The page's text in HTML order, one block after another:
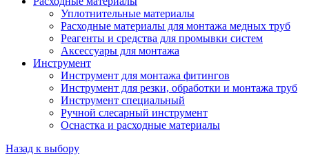
Уплотнительные материалы
Расходные материалы для монтажа медных труб
Реагенты и средства для промывки систем
Аксессуары для монтажа
Инструмент
Инструмент для монтажа фитингов
Инструмент для резки, обработки и монтажа труб
Инструмент специальный
Ручной слесарный инструмент
Оснастка и расходные материалы
Назад к выбору